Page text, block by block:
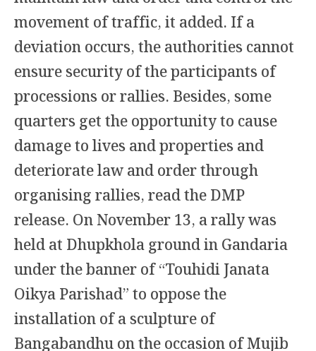
movement of traffic, it added. If a
deviation occurs, the authorities cannot
ensure security of the participants of
processions or rallies. Besides, some
quarters get the opportunity to cause
damage to lives and properties and
deteriorate law and order through
organising rallies, read the DMP
release. On November 13, a rally was
held at Dhupkhola ground in Gandaria
under the banner of “Touhidi Janata
Oikya Parishad” to oppose the
installation of a sculpture of
Bangabandhu on the occasion of Mujib